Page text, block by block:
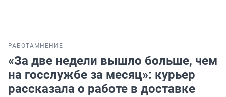
РАБОТА МНЕНИЕ
«За две недели вышло больше, чем
на госслужбе за месяц»: курьер
рассказала о работе в доставке